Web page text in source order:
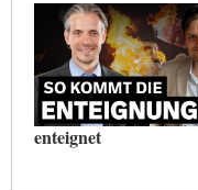
enteignet